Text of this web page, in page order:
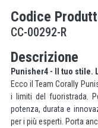
Codice
CC-00292-R
Descrizione
Punisher4 - Il tuo stile.
Ecco il Team Corally
i limiti del fuoristrada.
potenza, durata e
per i più esperti. Porta